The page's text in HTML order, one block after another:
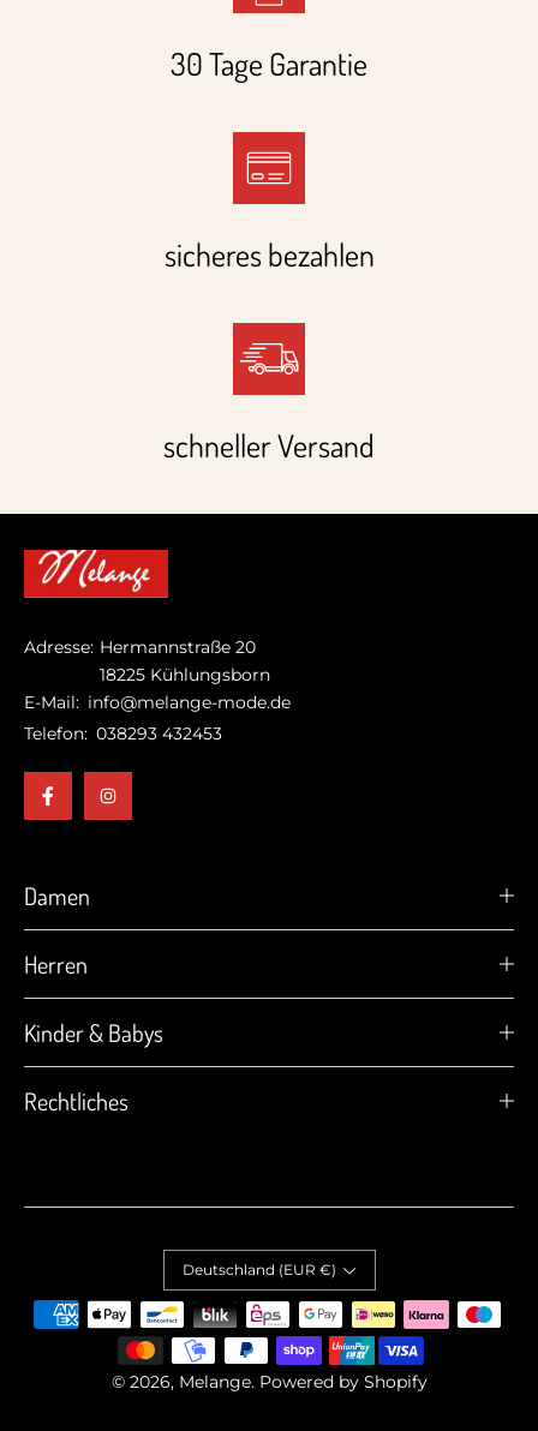
30 Tage Garantie
sicheres bezahlen
schneller Versand
Adresse: Hermannstraße 20
18225 Kühlungsborn
E-Mail: info@melange-mode.de
Telefon: 038293 432453
Damen
Herren
Kinder & Babys
Rechtliches
Deutschland (EUR €)
© 2026, Melange. Powered by Shopify
Zahlungsmethoden